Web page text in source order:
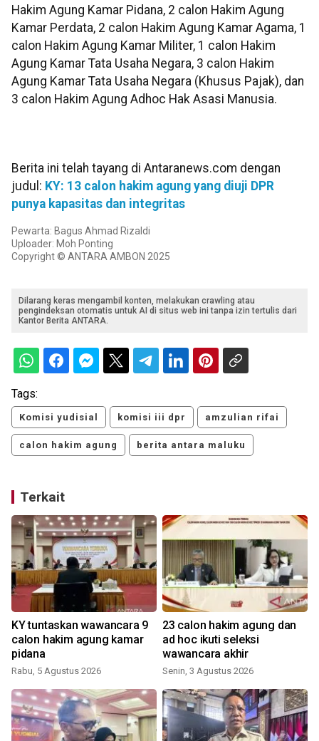
Hakim Agung Kamar Pidana, 2 calon Hakim Agung
Kamar Perdata, 2 calon Hakim Agung Kamar Agama, 1
calon Hakim Agung Kamar Militer, 1 calon Hakim
Agung Kamar Tata Usaha Negara, 3 calon Hakim
Agung Kamar Tata Usaha Negara (Khusus Pajak), dan
3 calon Hakim Agung Adhoc Hak Asasi Manusia.
Berita ini telah tayang di Antaranews.com dengan
judul: KY: 13 calon hakim agung yang diuji DPR
punya kapasitas dan integritas
Pewarta: Bagus Ahmad Rizaldi
Uploader: Moh Ponting
Copyright © ANTARA AMBON 2025
Dilarang keras mengambil konten, melakukan crawling atau
pengindeksan otomatis untuk AI di situs web ini tanpa izin tertulis dari
Kantor Berita ANTARA.
Tags:
Komisi yudisial komisi iii dpr amzulian rifai
calon hakim agung berita antara maluku
Terkait
KY tuntaskan wawancara 9
calon hakim agung kamar
pidana
Rabu, 5 Agustus 2026
23 calon hakim agung dan
ad hoc ikuti seleksi
wawancara akhir
Senin, 3 Agustus 2026